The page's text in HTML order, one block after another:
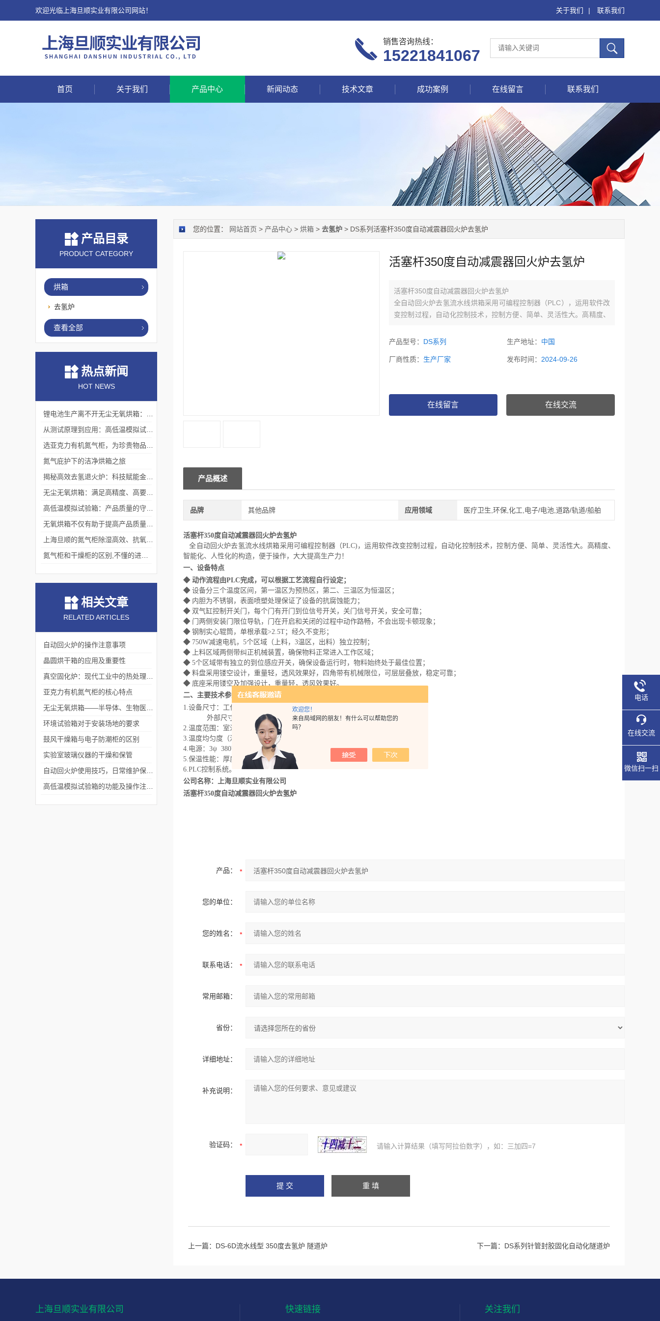
欢迎您！
来自局域网的朋友！有什么可以帮助您的
吗？
欢迎光临上海旦顺实业有限公司网站！ 关于我们 | 联系我们
销售咨询热线：
15221841067
首页 关于我们 产品中心 新闻动态 技术文章 成功案例 在线留言 联系我们
您的位置： 网站首页 > 产品中心 > 烘箱 > 去氢炉 > DS系列活塞杆350度自动减震器回火炉去氢炉
活塞杆350度自动减震器回火炉去氢炉
活塞杆350度自动减震器回火炉去氢炉
全自动回火炉去氢流水线烘箱采用可编程控制器（PLC），运用软件改
变控制过程，自动化控制技术，控制方便、简单、灵活性大。高精度、
产品型号： DS系列 生产地址： 中国
厂商性质： 生产厂家 发布时间： 2024-09-26
在线留言 在线交流
产品概述
品牌 其他品牌 应用领域 医疗卫生,环保,化工,电子/电池,道路/轨道/船舶
活塞杆350度自动减震器回火炉去氢炉
全自动回火炉去氢流水线烘箱采用可编程控制器（PLC)，运用软件改变控制过程，自动化控制技术，控制方便、简单、灵活性大。高精度、
智能化、人性化的构造，便于操作，大大提高生产力！
一、 设备特点
◆ 动作流程由PLC完成，可以根据工艺流程自行设定；
◆ 设备分三个温度区间 ，第一温区为预热区，第二、三温区为恒温区；
◆ 内胆为不锈钢 ， 表面喷塑处理保证了设备的抗腐蚀能力；
◆ 双气缸控制开关门，每个门有开门到位信号开关，关门信号开关 ， 安全可靠；
◆ 门两侧安装门限位导轨，门在开启和关闭的过程中动作路畅，不会出现卡顿现象；
◆ 钢制实心辊筒，单根承载>2.5T；经久不变形；
◆ 750W减速电机，5个区域（上料，3温区，出料）独立控制；
◆
上料区域两侧带纠正机械装置，确保物料正常进入工作区域；
◆ 5个区域带有独立的到位感应开关，确保设备运行时，物料始终处于最佳位置；
◆ 料盘采用镂空设计，重量轻，透风效果好，四角带有机械限位，可层层叠放，稳定可靠；
◆ 底座采用镂空及加强设计，重量轻，透风效果好。
二、 主要技术参数
1.设备尺寸： 工作尺寸： W1400×H 50×D114
外部尺寸：W23
58×H 3260 ×D11400mm
2.温度范围：室温+ 0℃～350℃
3.温度均匀度（满载，玖点温度检测）：<
4.电源：3ψ 380V 50HZ，总功率：1
5.保温性能：厚度100mm高级硅酸铝棉,保温性能良好
6.PLC控制系统。
公司名称：上海旦顺实业有限公司
活塞杆350度自动减震器回火炉去氢炉
产品：
您的单位：
您的姓名：
联系电话：
常用邮箱：
省份：
详细地址：
补充说明：
验证码： 请输入计算结果（填写阿拉伯数字），如：三加四=7
上一篇： DS-6D流水线型 350度去氢炉 隧道炉 下一篇： DS系列针管封胶固化自动化隧道炉
产品目录
PRODUCT CATEGORY
烘箱
去氢炉
查看全部
热点新闻
HOT NEWS
氮气庇护下的洁净烘箱之旅
相关文章
RELATED ARTICLES
自动回火炉的操作注意事项
晶圆烘干箱的应用及重要性
亚克力有机氮气柜的核心特点
环境试验箱对于安装场地的要求
鼓风干燥箱与电子防潮柜的区别
实验室玻璃仪器的干燥和保管
上海旦顺实业有限公司 快速链接 关注我们
电话
在线交流
微信扫一扫